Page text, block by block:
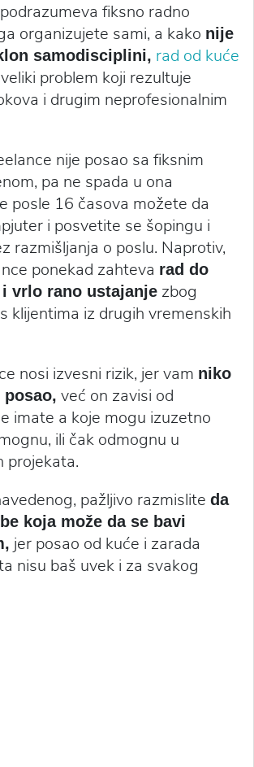
fiksno radno
organizujete sami, a kako nije
samodisciplini, rad od kuće
problem koji rezultuje
i drugim neprofesionalnim
nije posao sa fiksnim
pa ne spada u ona
posle 16 časova možete da
i posvetite se šopingu i
razmišljanja o poslu. Naprotiv,
ponekad zahteva rad do
i vrlo rano ustajanje zbog
klijentima iz drugih vremenskih
nosi izvesni rizik, jer vam niko
posao, već on zavisi od
imate a koje mogu izuzetno
ili čak odmognu u
projekata.
pažljivo razmislite da
koja može da se bavi
jer posao od kuće i zarada
nisu baš uvek i za svakog